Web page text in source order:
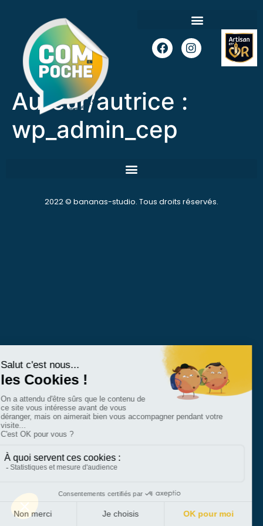
Auteur/autrice :
wp_admin_cep
2022 © bananas-studio. Tous droits réservés.